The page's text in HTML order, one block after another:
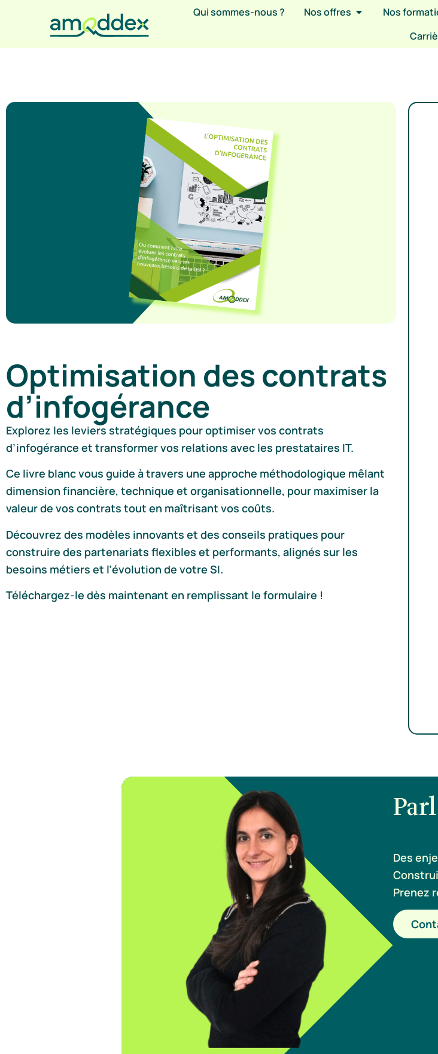
Qui sommes-nous ? Nos offres Nos
Optimisation des contrats
d’infogérance
Explorez les leviers stratégiques pour optimiser vos contrats
d’infogérance et transformer vos relations avec les prestataires IT.
Ce livre blanc vous guide à travers une approche méthodologique mêlant
dimension financière, technique et organisationnelle, pour maximiser la
valeur de vos contrats tout en maîtrisant vos coûts.
Découvrez des modèles innovants et des conseils pratiques pour
construire des partenariats flexibles et performants, alignés sur les
besoins métiers et l’évolution de votre SI.
Téléchargez-le dès maintenant en remplissant le formulaire !
Des
Prenez